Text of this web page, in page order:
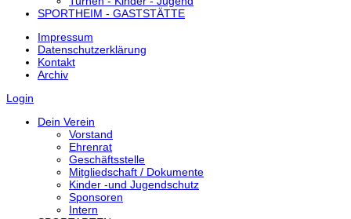
SPORTHEIM - GASTSTÄTTE
Impressum
Datenschutzerklärung
Kontakt
Archiv
Login
Dein Verein
Vorstand
Ehrenrat
Geschäftsstelle
Mitgliedschaft / Dokumente
Kinder -und Jugendschutz
Sponsoren
Intern